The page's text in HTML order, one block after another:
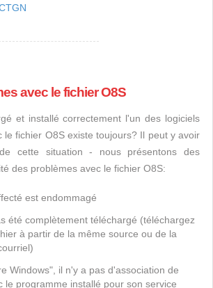
avec le fichier O8S
et installé correctement l'un des logiciels
le fichier O8S existe toujours? Il peut y avoir
cette situation - nous présentons des
des problèmes avec le fichier O8S:
est endommagé
été complètement téléchargé (téléchargez
à partir de la même source ou de la
Windows", il n'y a pas d'association de
le programme installé pour son service